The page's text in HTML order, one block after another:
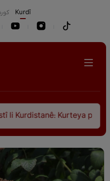
Kurdî
Kurteya pêşveçûna